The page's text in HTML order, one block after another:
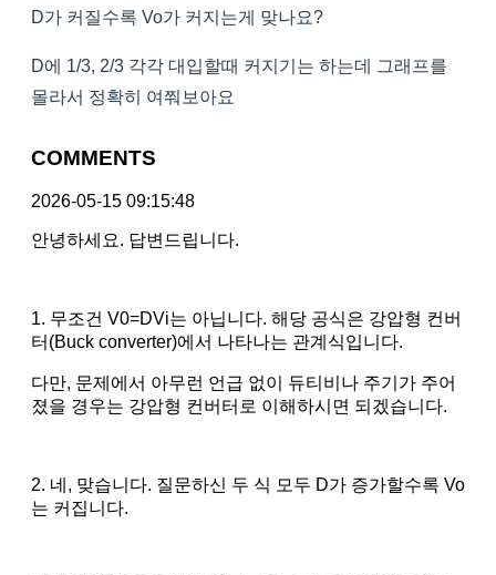
D가 커질수록 Vo가 커지는게 맞나요?
D에 1/3, 2/3 각각 대입할때 커지기는 하는데 그래프를
몰라서 정확히 여쭤보아요
COMMENTS
2026-05-15 09:15:48
안녕하세요. 답변드립니다.
1. 무조건 V0=DVi는 아닙니다. 해당 공식은 강압형 컨버
터(Buck converter)에서 나타나는 관계식입니다.
다만, 문제에서 아무런 언급 없이 듀티비나 주기가 주어
졌을 경우는 강압형 컨버터로 이해하시면 되겠습니다.
2. 네, 맞습니다. 질문하신 두 식 모두 D가 증가할수록 Vo
는 커집니다.